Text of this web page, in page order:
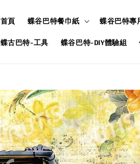
首頁 蝶谷巴特餐巾紙 蝶谷巴特專
蝶古巴特-工具
蝶谷巴特-DIY體驗組